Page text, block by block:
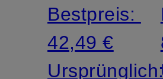
Bestpreis:
42,49 €